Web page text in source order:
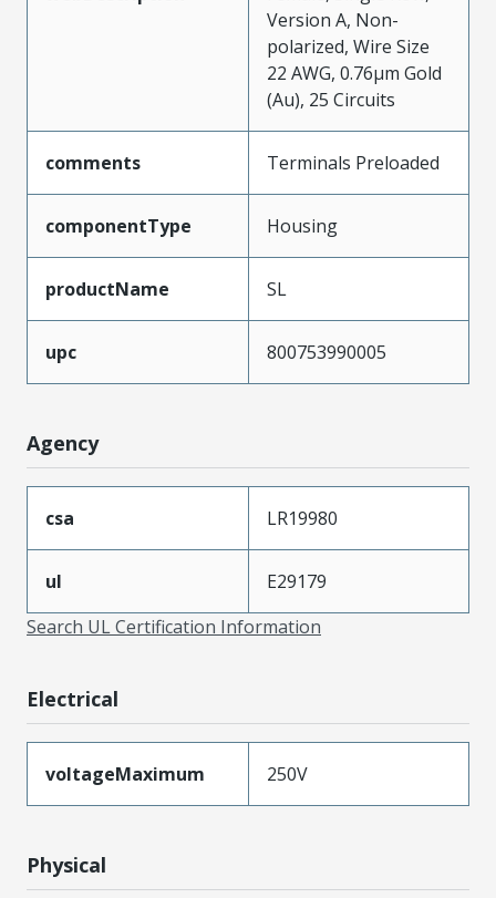
Version A, Non-
polarized, Wire Size
22 AWG, 0.76µm Gold
(Au), 25 Circuits
comments Terminals Preloaded
componentType Housing
productName SL
upc 800753990005
Agency
csa LR19980
ul
E29179
Search UL Certification Information
Electrical
voltageMaximum 250V
Physical